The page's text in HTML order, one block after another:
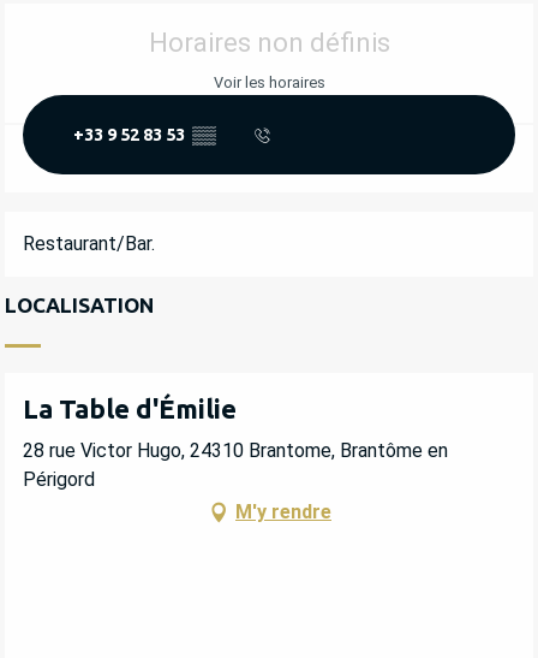
OUVERTURE ET COORDONNÉES
Horaires non définis
Voir les horaires
+33 9 52 83 53 ▒▒
DESCRIPTION
Restaurant/Bar.
LOCALISATION
La Table d'Émilie
28 rue Victor Hugo, 24310 Brantome, Brantôme en
Périgord
M'y rendre